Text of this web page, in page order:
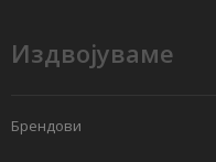
Издвојуваме
Брендови